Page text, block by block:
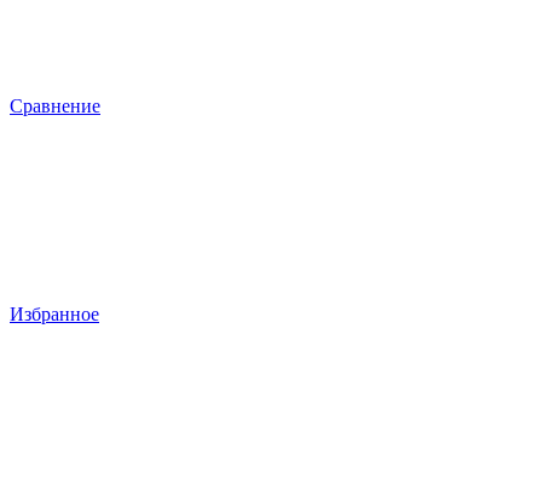
Сравнение
Избранное